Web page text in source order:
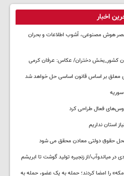
اخبار
عصر هوش مصنوعی، آشوب اطلاعات و بحران
کشور_بخش دختران/ عکاس: عرفان کرمی
معلق بر اساس قانون اساسی حل خواهد شد
سوریه
فعال طراحی کرد
استان نداریم
محل حقوق دولتی معادن محقق می شود
در میاندوآب/از زنجیره تولید گوشت تا ابریشم
را امضا کردند؛ حمله به یک عضو، حمله به